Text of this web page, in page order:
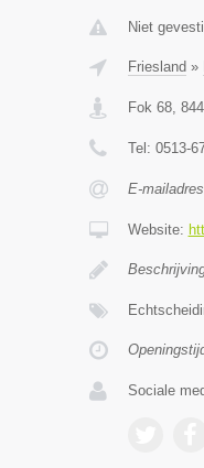
Niet
Friesland »
Fok 68,
Tel: 0513-
E-
Website:
Sociale